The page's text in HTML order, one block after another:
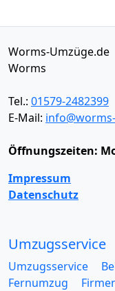
Worms-Umzüge.de
Worms
Tel.: 01579-2482399
E-Mail:
Öffnungszeiten:
Impressum
Datenschutz
Umzugsservice
Umzugsservice
Fernumzug